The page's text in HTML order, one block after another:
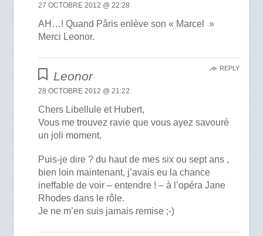
27 OCTOBRE 2012 @ 22:28
AH…! Quand Pâris enlève son « Marcel »
Merci Leonor.
Leonor
28 OCTOBRE 2012 @ 21:22
Chers Libellule et Hubert,
Vous me trouvez ravie que vous ayez savouré
un joli moment.
Puis-je dire ? du haut de mes six ou sept ans ,
bien loin maintenant, j’avais eu la chance
ineffable de voir – entendre ! – à l’opéra Jane
Rhodes dans le rôle.
Je ne m’en suis jamais remise ;-)
REPLY